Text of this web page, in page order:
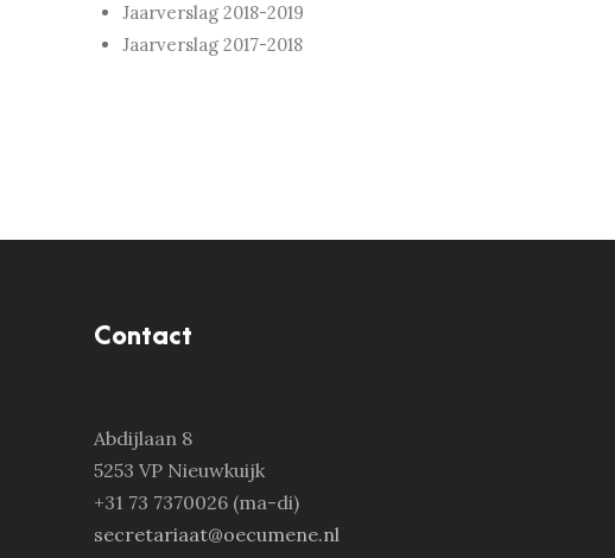
Jaarverslag 2018-2019
Jaarverslag 2017-2018
Contact
Abdijlaan 8
5253 VP Nieuwkuijk
+31 73 7370026 (ma-di)
secretariaat@oecumene.nl